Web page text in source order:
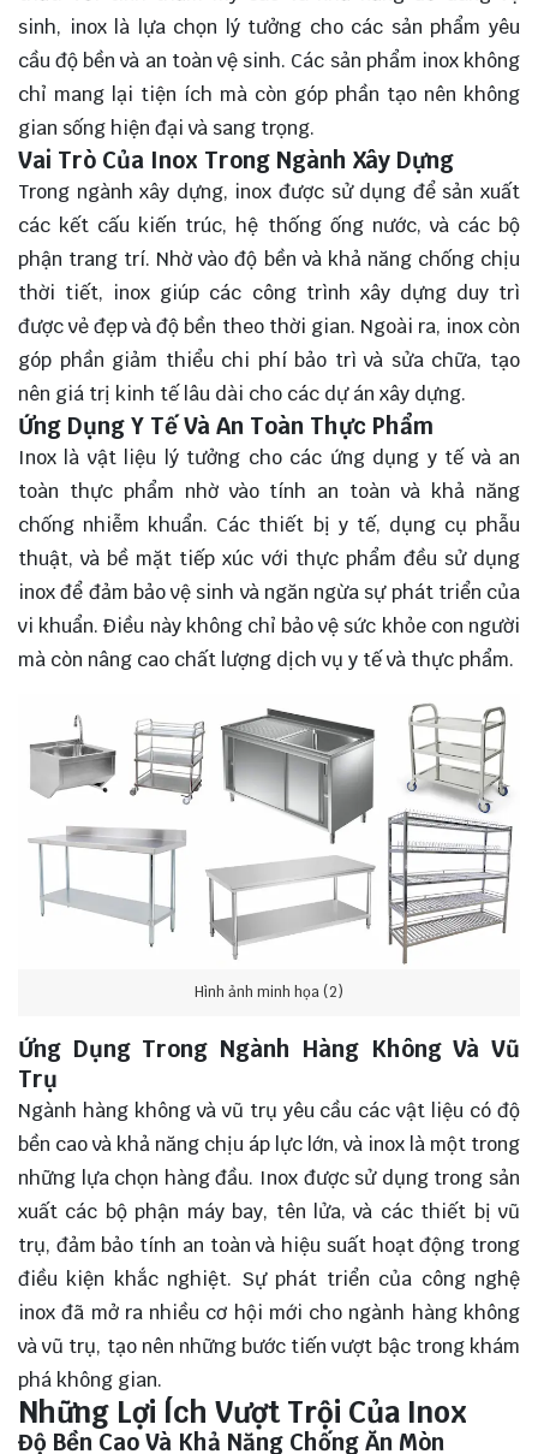
sinh, inox là lựa chọn lý tưởng cho các sản phẩm yêu
cầu độ bền và an toàn vệ sinh. Các sản phẩm inox không
chỉ mang lại tiện ích mà còn góp phần tạo nên không
gian sống hiện đại và sang trọng.
Vai Trò Của Inox Trong Ngành Xây Dựng
Trong ngành xây dựng, inox được sử dụng để sản xuất
các kết cấu kiến trúc, hệ thống ống nước, và các bộ
phận trang trí. Nhờ vào độ bền và khả năng chống chịu
thời tiết, inox giúp các công trình xây dựng duy trì
được vẻ đẹp và độ bền theo thời gian. Ngoài ra, inox còn
góp phần giảm thiểu chi phí bảo trì và sửa chữa, tạo
nên giá trị kinh tế lâu dài cho các dự án xây dựng.
Ứng Dụng Y Tế Và An Toàn Thực Phẩm
Inox là vật liệu lý tưởng cho các ứng dụng y tế và an
toàn thực phẩm nhờ vào tính an toàn và khả năng
chống nhiễm khuẩn. Các thiết bị y tế, dụng cụ phẫu
thuật, và bề mặt tiếp xúc với thực phẩm đều sử dụng
inox để đảm bảo vệ sinh và ngăn ngừa sự phát triển của
vi khuẩn. Điều này không chỉ bảo vệ sức khỏe con người
mà còn nâng cao chất lượng dịch vụ y tế và thực phẩm.
Hình ảnh minh họa (2)
Ứng Dụng Trong Ngành Hàng Không Và Vũ
Trụ
Ngành hàng không và vũ trụ yêu cầu các vật liệu có độ
bền cao và khả năng chịu áp lực lớn, và inox là một trong
những lựa chọn hàng đầu. Inox được sử dụng trong sản
xuất các bộ phận máy bay, tên lửa, và các thiết bị vũ
trụ, đảm bảo tính an toàn và hiệu suất hoạt động trong
điều kiện khắc nghiệt. Sự phát triển của công nghệ
inox đã mở ra nhiều cơ hội mới cho ngành hàng không
và vũ trụ, tạo nên những bước tiến vượt bậc trong khám
phá không gian.
Những Lợi Ích Vượt Trội Của Inox
Độ Bền Cao Và Khả Năng Chống Ăn Mòn